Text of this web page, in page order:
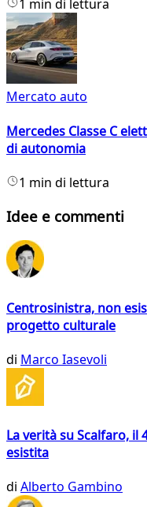
1 min di lettura
Mercato auto
Mercedes Classe C
di autonomia
1 min di lettura
Idee e commenti
Centrosinistra, non
progetto culturale
di Marco Iasevoli
La verità su Scalfaro, il
esistita
di Alberto Gambino